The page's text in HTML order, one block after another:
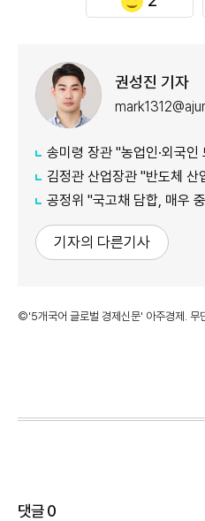
권성진 기자
송미령 장관 "농업인·외국인 노동자,
김정관 산업장관 "반도체 산업, 빠른
공정위 "국고채 담합, 매우 중대한 위
기자의 다른기사
©'5개국어 글로벌 경제신문' 아주경제. 무
댓글0